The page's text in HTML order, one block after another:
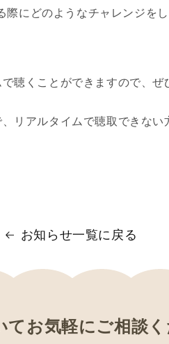
際にどのようなチャレンジを
聴くことができますので、ぜ
リアルタイムで聴取できない
お知らせ一覧に戻る
てお気軽にご相談